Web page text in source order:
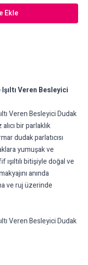
Ekle
Veren Besleyici
Veren Besleyici Dudak
bir parlaklık
dudak parlatıcısı
yumuşak ve
bitişiyle doğal ve
anında
ve ruj üzerinde
Veren Besleyici Dudak